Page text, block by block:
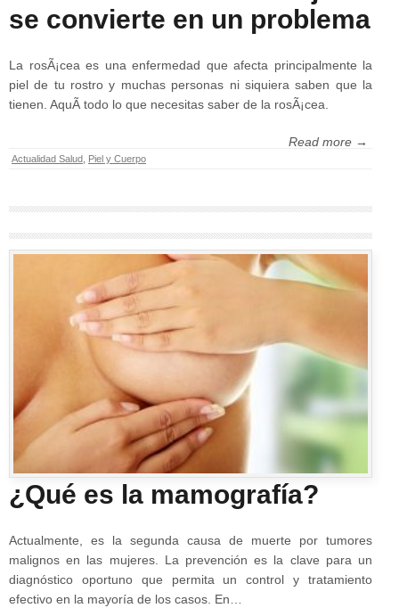
se convierte en un problema
La rosÃ¡cea es una enfermedad que afecta principalmente la
piel de tu rostro y muchas personas ni siquiera saben que la
tienen. AquÃ­ todo lo que necesitas saber de la rosÃ¡cea.
Read more →
Actualidad Salud Piel y Cuerpo
¿Qué es la mamografía?
Actualmente, es la segunda causa de muerte por tumores
malignos en las mujeres. La prevención es la clave para un
diagnóstico oportuno que permita un control y tratamiento
efectivo en la mayoría de los casos. En…